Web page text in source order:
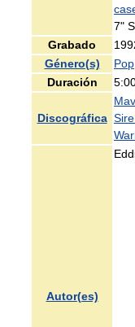
7"
Grabado
Género(s)
Pop
Duración
Discográfica
Autor(es)